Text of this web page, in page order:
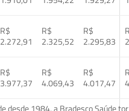
R$
2.272,91
R$
2.325,52
R$
2.295,83
R$
3.977,37
R$
4.069,43
R$
4.017,47